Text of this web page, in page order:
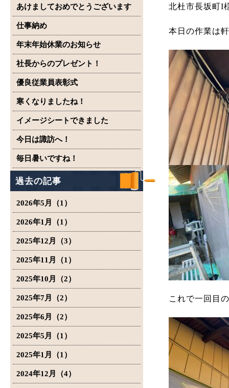
あけましておめでとうございます
仕事納め
年末年始休業のお知らせ
社長からのプレゼント！
優良従業員表彰式
寒くなりましたね！
イメージシートできました
今日は諏訪へ！
毎日暑いですね！
過去の記事
2026年5月（1）
2026年1月（1）
2025年12月（3）
2025年11月（1）
2025年10月（2）
2025年7月（2）
2025年6月（2）
2025年5月（1）
2025年1月（1）
2024年12月（4）
北杜市長坂町I
本日の作業は
これで一回目